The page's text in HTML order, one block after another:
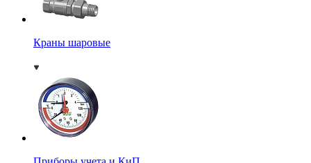
Краны шаровые